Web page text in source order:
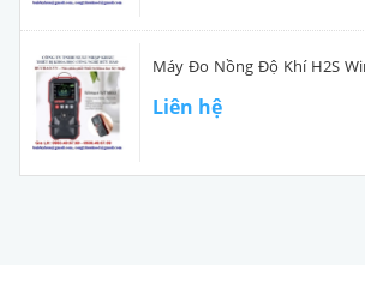
Máy Đo Nồng Độ Khí H2S
Liên hệ